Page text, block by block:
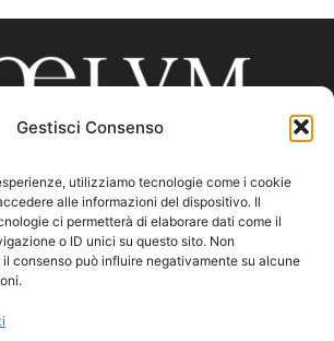
Gestisci Consenso
utilizziamo tecnologie come i cookie
alle informazioni del dispositivo. Il
ci permetterà di elaborare dati come il
o ID unici su questo sito. Non
consenso può influire negativamente su alcune
CHI SIAMO
coelumastro@coelum.com